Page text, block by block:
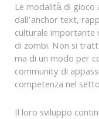
Le modalità di gioco
dall’anchor text,
culturale importante
di zombi. Non si
ma di un modo per
community di
competenza nel
Il loro sviluppo